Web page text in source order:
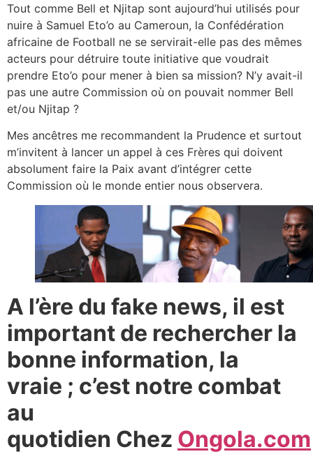
Tout comme Bell et Njitap sont aujourd’hui utilisés pour
nuire à Samuel Eto’o au Cameroun, la Confédération
africaine de Football ne se servirait-elle pas des mêmes
acteurs pour détruire toute initiative que voudrait
prendre Eto’o pour mener à bien sa mission? N’y avait-il
pas une autre Commission où on pouvait nommer Bell
et/ou Njitap ?
Mes ancêtres me recommandent la Prudence et surtout
m’invitent à lancer un appel à ces Frères qui doivent
absolument faire la Paix avant d’intégrer cette
Commission où le monde entier nous observera.
A l’ère du fake news, il est
important de rechercher la
bonne information, la
vraie ; c’est notre combat
au
quotidien Chez Ongola.com